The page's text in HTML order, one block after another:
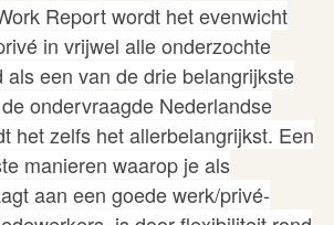
Reportwordt het evenwicht
in vrijwel alle onderzochte
als een van de drie belangrijkste
ondervraagde Nederlandse
het zelfs het allerbelangrijkst. Een
manieren waarop je als
aan een goede werk/privé-